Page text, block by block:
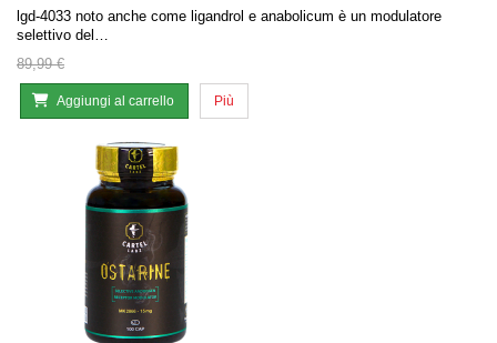
lgd-4033 noto anche come ligandrol e anabolicum è un modulatore
selettivo del…
89,99 €
Aggiungi al carrello Più